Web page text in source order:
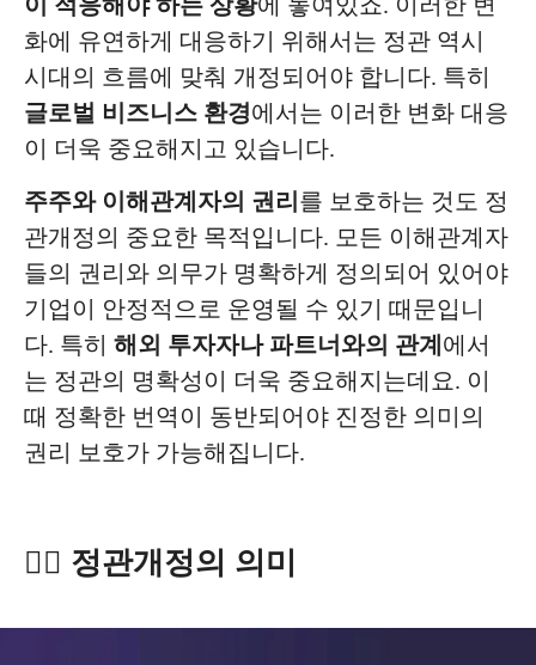
화에 유연하게 대응하기 위해서는 정관 역시
시대의 흐름에 맞춰 개정되어야 합니다. 특히
글로벌 비즈니스 환경에서는 이러한 변화 대응
이 더욱 중요해지고 있습니다.
주주와 이해관계자의 권리 를 보호하는 것도 정
관개정의 중요한 목적입니다. 모든 이해관계자
들의 권리와 의무가 명확하게 정의되어 있어야
기업이 안정적으로 운영될 수 있기 때문입니
다. 특히 해외 투자자나 파트너와의 관계 에서
는 정관의 명확성이 더욱 중요해지는데요. 이
때 정확한 번역이 동반되어야 진정한 의미의
권리 보호가 가능해집니다.
✍🏻 정관개정의 의미